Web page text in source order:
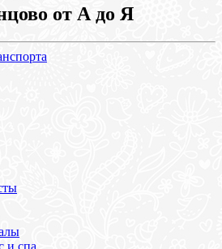
от А до Я
и спа